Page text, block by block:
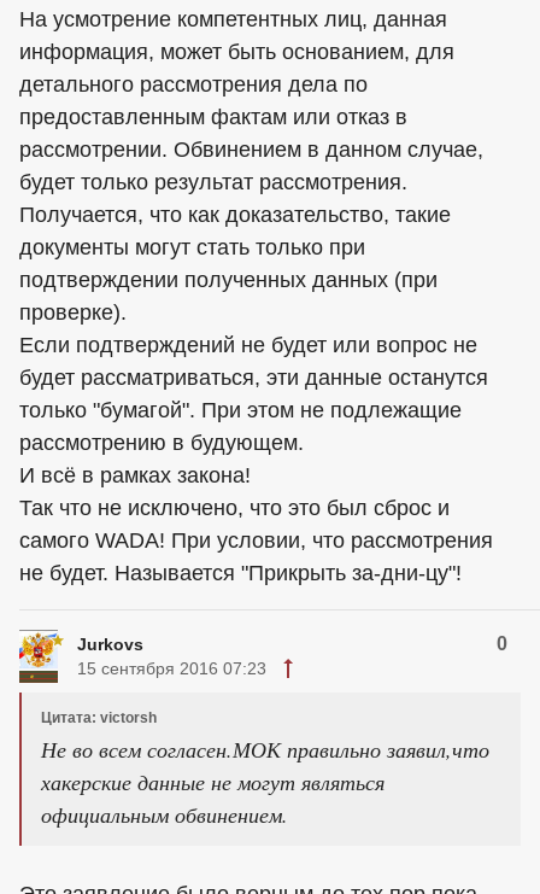
На усмотрение компетентных лиц, данная
информация, может быть основанием, для
детального рассмотрения дела по
предоставленным фактам или отказ в
рассмотрении. Обвинением в данном случае,
будет только результат рассмотрения.
Получается, что как доказательство, такие
документы могут стать только при
подтверждении полученных данных (при
проверке).
Если подтверждений не будет или вопрос не
будет рассматриваться, эти данные останутся
только "бумагой". При этом не подлежащие
рассмотрению в будующем.
И всё в рамках закона!
Так что не исключено, что это был сброс и
самого WADA! При условии, что рассмотрения
не будет. Называется "Прикрыть за-дни-цу"!
Jurkovs 0
15 сентября 2016 07:23
Цитата: victorsh
Не во всем согласен.МОК правильно заявил,что
хакерские данные не могут являться
официальным обвинением.